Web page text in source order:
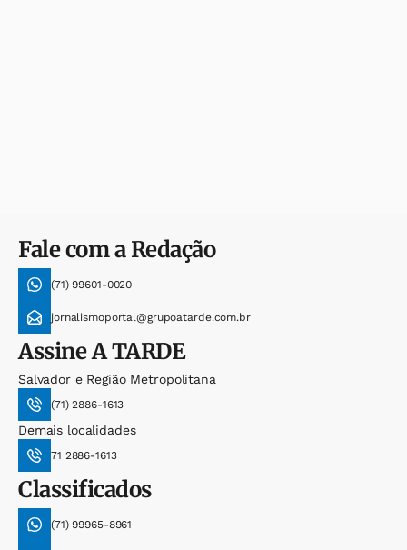
Fale com a Redação
(71) 99601-0020
jornalismoportal@grupoatarde.com.br
AssineA TARDE
Salvador e Região Metropolitana
(71) 2886-1613
Demais localidades
71 2886-1613
Classificados
(71) 99965-8961